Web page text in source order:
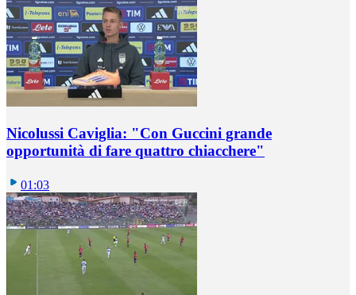
Nicolussi Caviglia: "Con Guccini grande
opportunità di fare quattro chiacchere"
01:03